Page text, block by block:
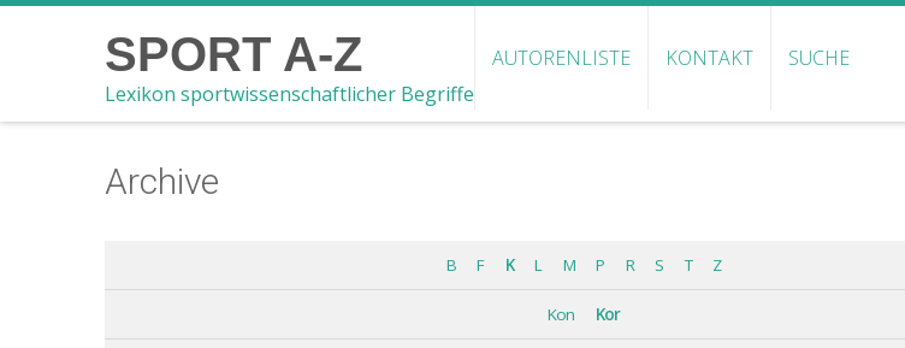
SPORT A-Z
Lexikon sportwissenschaftlicher Begriffe
AUTORENLISTE KONTAKT SUCHE
Archive
B F K L M P R S T Z
Kon Kor